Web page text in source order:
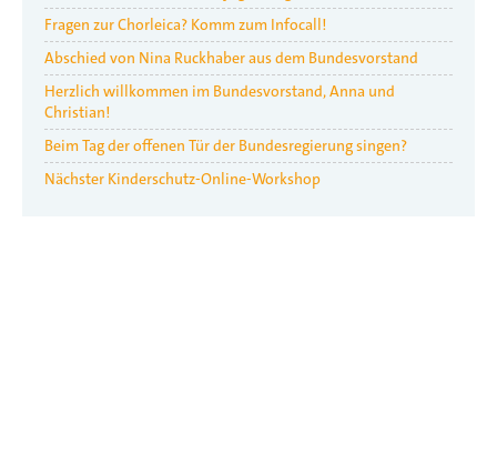
Fragen zur Chorleica? Komm zum Infocall!
Abschied von Nina Ruckhaber aus dem Bundesvorstand
Herzlich willkommen im Bundesvorstand, Anna und
Christian!
Beim Tag der offenen Tür der Bundesregierung singen?
Nächster Kinderschutz-Online-Workshop